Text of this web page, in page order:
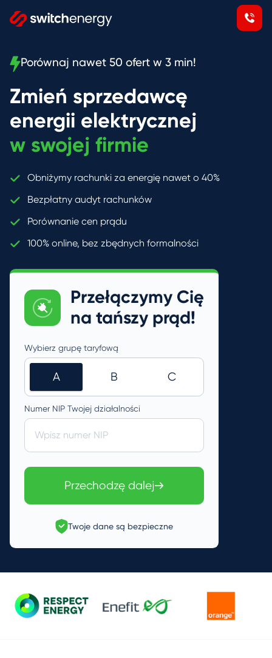
Porównaj nawet 50 ofert w 3 min!
Zmień sprzedawcę
energii elektrycznej
w swojej firmie
Obniżymy rachunki za energię nawet o 40%
Bezpłatny audyt rachunków
Porównanie cen prądu
100% online, bez zbędnych formalności
Przełączymy Cię
na tańszy prąd!
Wybierz grupę taryfową
A B C
Numer NIP Twojej działalności
Wpisz numer NIP
Przechodzę dalej
Twoje dane są bezpieczne